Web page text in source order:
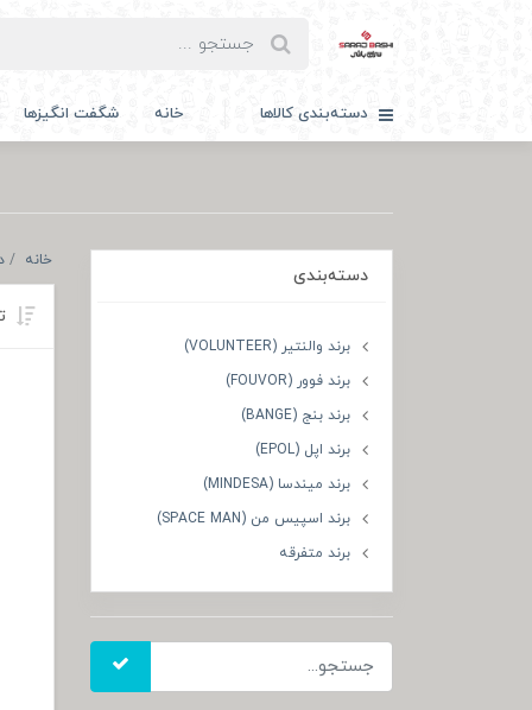
دسته‌بندی کالاها خانه شگفت انگیزها
دسته‌بندی
برند والنتیر (VOLUNTEER)
برند فوور (FOUVOR)
برند بنج (BANGE)
برند اپل (EPOL)
برند میندسا (MINDESA)
برند اسپیس من (SPACE MAN)
برند متفرقه
خانه